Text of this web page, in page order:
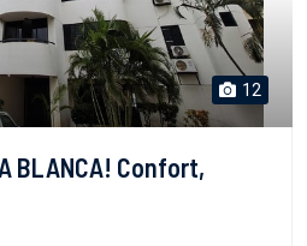
12
BLANCA! Confort,